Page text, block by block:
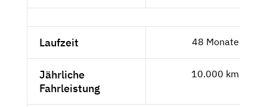
Laufzeit 48 Monate
Jährliche
Fahrleistung
10.000 km